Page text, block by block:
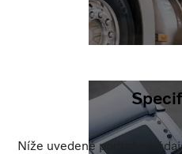
Níže uvedené podrobné